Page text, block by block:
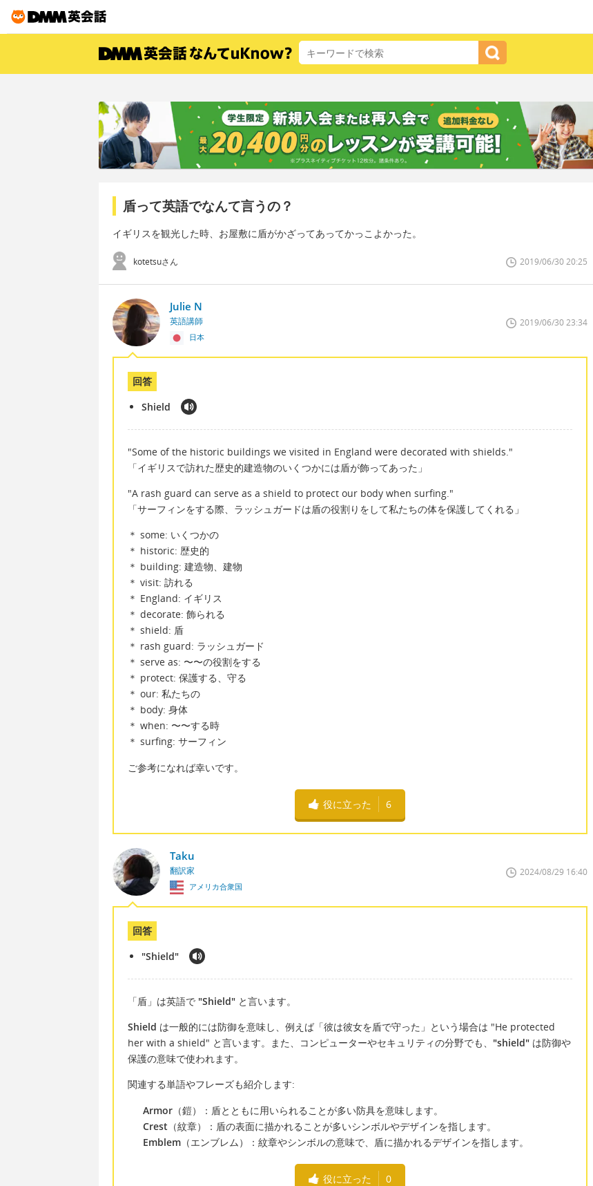
盾って英語でなんて言うの？
イギリスを観光した時、お屋敷に盾がかざってあってかっこよかった。
kotetsuさん 2019/06/30 20:25
Julie N
英語講師
日本
2019/06/30 23:34
回答
Shield
"Some of the historic buildings we visited in England were decorated with shields."
「イギリスで訪れた歴史的建造物のいくつかには盾が飾ってあった」
"A rash guard can serve as a shield to protect our body when surfing."
「サーフィンをする際、ラッシュガードは盾の役割りをして私たちの体を保護してくれる」
＊ some: いくつかの
＊ historic: 歴史的
＊ building: 建造物、建物
＊ visit: 訪れる
＊ England: イギリス
＊ decorate: 飾られる
＊ shield: 盾
＊ rash guard: ラッシュガード
＊ serve as: 〜〜の役割をする
＊ protect: 保護する、守る
＊ our: 私たちの
＊ body: 身体
＊ when: 〜〜する時
＊ surfing: サーフィン
ご参考になれば幸いです。
役に立った 6
Taku
翻訳家
アメリカ合衆国
2024/08/29 16:40
回答
"Shield"
「盾」は英語で "Shield" と言います。
Shield は一般的には防御を意味し、例えば「彼は彼女を盾で守った」という場合は "He protected
her with a shield" と言います。また、コンピューターやセキュリティの分野でも、 "shield" は防御や
保護の意味で使われます。
関連する単語やフレーズも紹介します:
Armor（鎧）：盾とともに用いられることが多い防具を意味します。
Crest （紋章）：盾の表面に描かれることが多いシンボルやデザインを指します。
Emblem（エンブレム）：紋章やシンボルの意味で、盾に描かれるデザインを指します。
役に立った 0